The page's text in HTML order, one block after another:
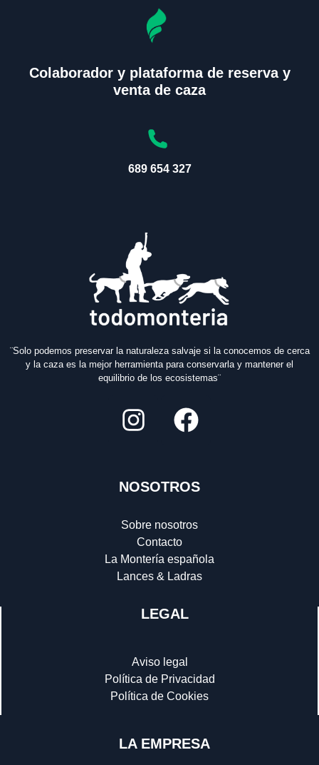
Colaborador y plataforma de reserva y
venta de caza
689 654 327
¨Solo podemos preservar la naturaleza salvaje si la conocemos de cerca
y la caza es la mejor herramienta para conservarla y mantener el
equilibrio de los ecosistemas¨
NOSOTROS
Sobre nosotros
Contacto
La Montería española
Lances & Ladras
LEGAL
Aviso legal
Política de Privacidad
Política de Cookies
LA EMPRESA